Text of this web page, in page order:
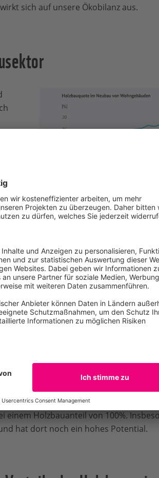
sich auf unsere Ökobilanz aus.
Holzbauquote im Neubau von
statistisches Bundesamt
Holzes zu nutzen, sollte es aus
Nadelholz aus
gar aus Primärwäldern zu
heimischer Holzvorrat vollkommen
ausreichen, um das gesamte
Holzbauanteil von 100%.
hat dort noch ein hohes Potential.